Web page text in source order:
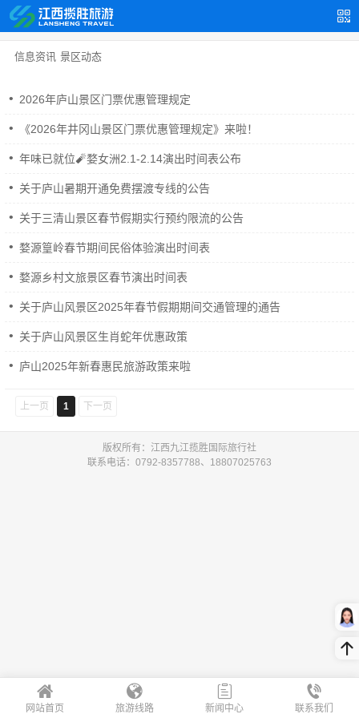
信息资讯 景区动态
2026年庐山景区门票优惠管理规定
《2026年井冈山景区门票优惠管理规定》来啦！
年味已就位🧨婺女洲2.1-2.14演出时间表公布
关于庐山暑期开通免费摆渡专线的公告
关于三清山景区春节假期实行预约限流的公告
婺源篁岭春节期间民俗体验演出时间表
婺源乡村文旅景区春节演出时间表
关于庐山风景区2025年春节假期期间交通管理的通告
关于庐山风景区生肖蛇年优惠政策
庐山2025年新春惠民旅游政策来啦
上一页 1 下一页
版权所有：江西九江揽胜国际旅行社
联系电话：0792-8357788、18807025763
网站首页 旅游线路 新闻中心 联系我们